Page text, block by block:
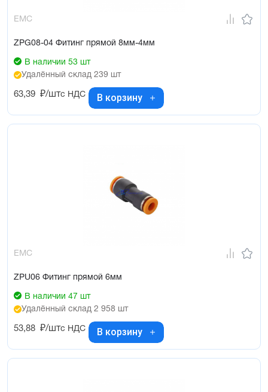
EMC
ZPG08-04 Фитинг прямой 8мм-4мм
В наличии 53 шт
Удалённый склад 239 шт
63,39 ₽/штс НДС В корзину
EMC
ZPU06 Фитинг прямой 6мм
В наличии 47 шт
Удалённый склад 2 958 шт
53,88 ₽/штс НДС В корзину